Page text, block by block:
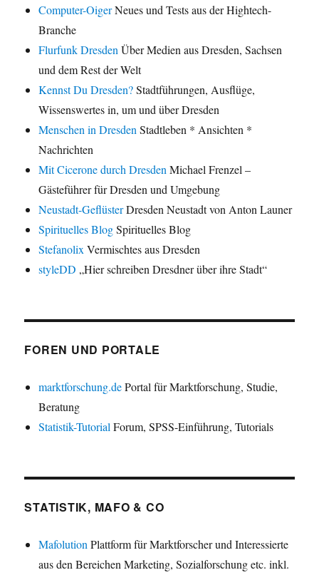
Computer-OigerNeues und Tests aus der Hightech-
Branche
Flurfunk Dresden Über Medien aus Dresden, Sachsen
und dem Rest der Welt
Kennst Du Dresden?Stadtführungen, Ausflüge,
Wissenswertes in, um und über Dresden
Menschen in Dresden Stadtleben * Ansichten *
Nachrichten
Mit Cicerone durch Dresden Michael Frenzel –
Gästeführer für Dresden und Umgebung
Neustadt-GeflüsterDresden Neustadt von Anton Launer
Spirituelles BlogSpirituelles Blog
Stefanolix Vermischtes aus Dresden
styleDD „Hier schreiben Dresdner über ihre Stadt“
FOREN UND PORTALE
marktforschung.dePortal für Marktforschung, Studie,
Beratung
Statistik-Tutorial Forum, SPSS-Einführung, Tutorials
STATISTIK, MAFO & CO
Mafolution Plattform für Marktforscher und Interessierte
aus den Bereichen Marketing, Sozialforschung etc. inkl.